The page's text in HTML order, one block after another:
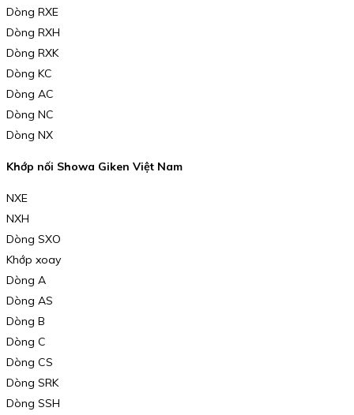
Dòng RXE
Dòng RXH
Dòng RXK
Dòng KC
Dòng AC
Dòng NC
Dòng NX
Khớp nối Showa Giken Việt Nam
NXE
NXH
Dòng SXO
Khớp xoay
Dòng A
Dòng AS
Dòng B
Dòng C
Dòng CS
Dòng SRK
Dòng SSH